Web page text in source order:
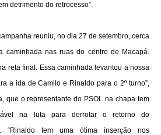
detrimento do retrocesso”.
reuniu, no dia 27 de setembro, cerca
caminhada nas ruas do centro de Macapá.
reta final. Essa caminhada levantou a nossa
a ida de Camilo e Rinaldo para o 2º turno”,
que o representante do PSOL na chapa tem
na luta para derrotar o retorno do
“Rinaldo tem uma ótima inserção nos